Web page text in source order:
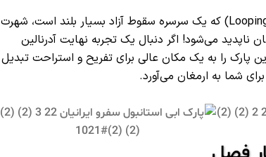
این پارک که در بخش آسیایی استانبول واقع شده، به خاطر “لوپینگ راکت” (Looping Rocket) که یک سرسره سقوط آزاد بسیار بلند است، شهرت
می‌شود! اگر دنبال یک تجربه نهایت آدرنالین
پارک را به یک مکان عالی برای تفریح و استراحت تبدیل
شما به ارمغان می‌آورد.